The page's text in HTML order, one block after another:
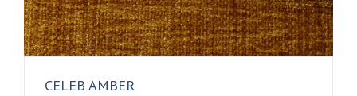
CELEB AMBER